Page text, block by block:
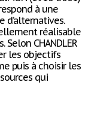
à une
réalisable
CHANDLER
les objectifs
puis à choisir les
qui